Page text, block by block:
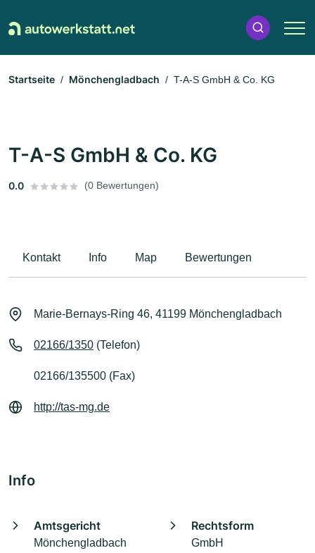
Startseite Mönchengladbach T-A-S GmbH & Co. KG
T-A-S GmbH & Co. KG
0.0 (0 Bewertungen)
Kontakt Info Map Bewertungen
Marie-Bernays-Ring 46, 41199 Mönchengladbach
02166/1350 (Telefon)
02166/135500 (Fax)
http://tas-mg.de
Info
Amtsgericht
Mönchengladbach
Rechtsform
GmbH